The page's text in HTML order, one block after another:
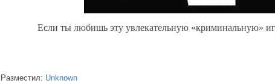
Если ты любишь эту увлекательную «криминальную»
Разместил: Unknown